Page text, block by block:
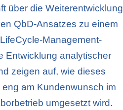
über die Weiterentwicklung
QbD-Ansatzes zu einem
Management-
Entwicklung analytischer
zeigen auf, wie dieses
am Kundenwunsch im
umgesetzt wird.